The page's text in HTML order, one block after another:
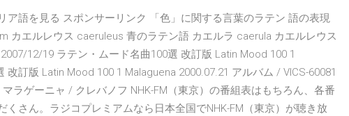
ア語を見る スポンサーリンク 「色」に関する言葉のラテン 語の表現
カエルレウス caeruleus 青のラテン語 カエルラ caerula カエルレウス
12/19 ラテン・ムード名曲100選 改訂版 Latin Mood 100 1
訂版 Latin Mood 100 1 Malaguena 2000.07.21 アルバム / VICS-60081
ラゲーニャ / クレバノフ NHK-FM（東京）の番組表はもちろん、各番
さん。ラジコプレミアムなら日本全国でNHK-FM（東京）が聴き放